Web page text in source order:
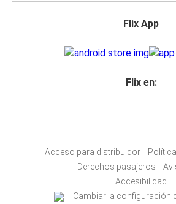
Flix App
Flix en:
Acceso para distribuidor
Derechos pasajeros
Accesibilidad
Cambiar la configuración